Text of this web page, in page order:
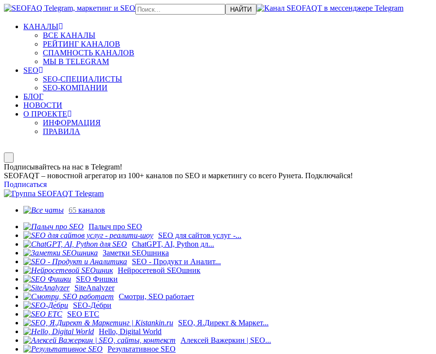
КАНАЛЫ
ВСЕ КАНАЛЫ
РЕЙТИНГ КАНАЛОВ
СПАМНОСТЬ КАНАЛОВ
МЫ В TELEGRAM
SEO
SEO-СПЕЦИАЛИСТЫ
SEO-КОМПАНИИ
БЛОГ
НОВОСТИ
О ПРОЕКТЕ
ИНФОРМАЦИЯ
ПРАВИЛА
Подписывайтесь на нас в Telegram!
SEOFAQT – новостной агрегатор из 100+ каналов по SEO и маркетингу со всего Рунета. Подключайся!
Подписаться
65 каналов
Палыч про SEO
SEO для сайтов услуг -...
ChatGPT, AI, Python дл...
Заметки SEOшника
SEO - Продукт и Аналит...
Нейросетевой SEOшник
SEO Фишки
SiteAnalyzer
Смотри, SEO работает
SEO-Де́бри
SEO ETC
SEO, Я.Директ & Маркет...
Hello, Digital World
Алексей Важеркин | SEO...
Результативное SEO